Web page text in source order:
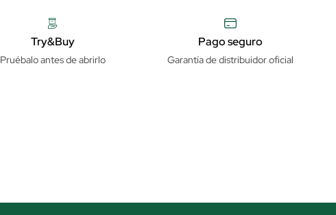
Try&Buy
Pruébalo antes de abrirlo
Pago seguro
Garantía de distribuidor oficial